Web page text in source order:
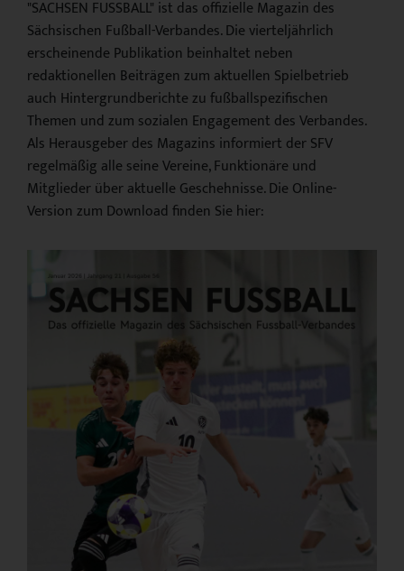
"SACHSEN FUSSBALL" ist das offizielle Magazin des
Sächsischen Fußball-Verbandes. Die vierteljährlich
erscheinende Publikation beinhaltet neben
redaktionellen Beiträgen zum aktuellen Spielbetrieb
auch Hintergrundberichte zu fußballspezifischen
Themen und zum sozialen Engagement des Verbandes.
Als Herausgeber des Magazins informiert der SFV
regelmäßig alle seine Vereine, Funktionäre und
Mitglieder über aktuelle Geschehnisse. Die Online-
Version zum Download finden Sie hier: